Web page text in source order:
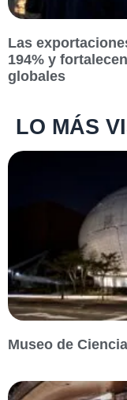
Las
194% y
globales
LO MÁS
Museo de